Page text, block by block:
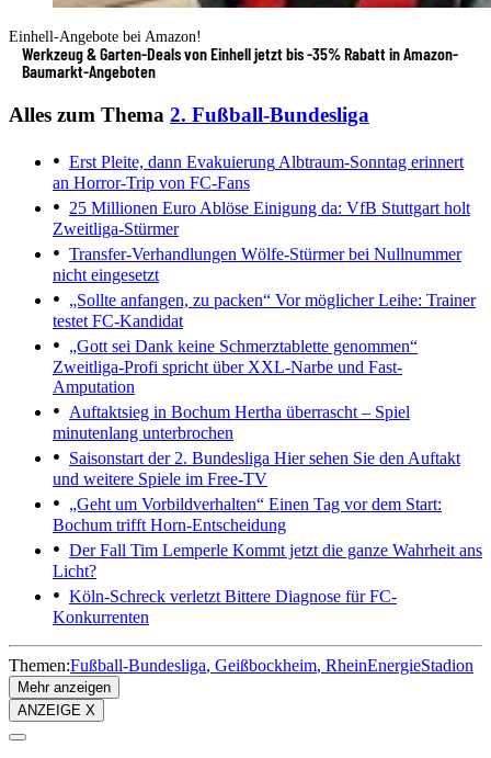
Einhell-Angebote bei Amazon!
Werkzeug & Garten-Deals von Einhell jetzt bis -35% Rabatt in Amazon-
Baumarkt-Angeboten
Alles zum Thema 2. Fußball-Bundesliga
Erst Pleite, dann EvakuierungAlbtraum-Sonntag erinnert
an Horror-Trip von FC-Fans
25 Millionen Euro Ablöse Einigung da: VfB Stuttgart holt
Zweitliga-Stürmer
Transfer-Verhandlungen Wölfe-Stürmer bei Nullnummer
nicht eingesetzt
„Sollte anfangen, zu packen“ Vor möglicher Leihe: Trainer
testet FC-Kandidat
„Gott sei Dank keine Schmerztablette genommen“
Zweitliga-Profi spricht über XXL-Narbe und Fast-
Amputation
Auftaktsieg in Bochum Hertha überrascht – Spiel
minutenlang unterbrochen
Saisonstart der 2. Bundesliga Hier sehen Sie den Auftakt
und weitere Spiele im Free-TV
„Geht um Vorbildverhalten“ Einen Tag vor dem Start:
Bochum trifft Horn-Entscheidung
Der Fall Tim Lemperle Kommt jetzt die ganze Wahrheit ans
Licht?
Köln-Schreck verletztBittere Diagnose für FC-
Konkurrenten
Themen:Fußball-Bundesliga Geißbockheim RheinEnergieStadion
Mehr anzeigen
ANZEIGE X